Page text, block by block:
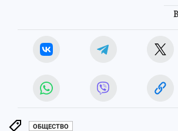
ОБЩЕСТВО